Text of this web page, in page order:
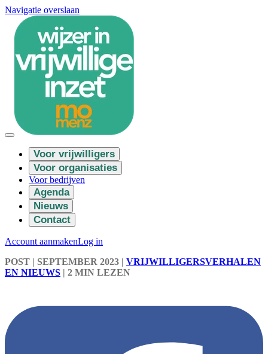
Navigatie overslaan
Voor vrijwilligers
Voor organisaties
Voor bedrijven
Agenda
Nieuws
Contact
Account aanmakenLog in
POST | SEPTEMBER 2023 | VRIJWILLIGERSVERHALEN
EN NIEUWS | 2 MIN LEZEN